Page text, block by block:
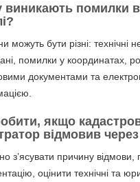
виникають помилки
можуть бути різні: технічні
помилки у координатах,
документами та
якщо
відмовив
з’ясувати причину відмови,
оцінити технічні та